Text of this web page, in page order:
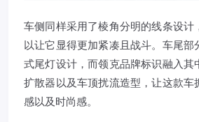
车侧同样采用了棱角分明的线条设计
以让它显得更加紧凑且战斗。车尾部
式尾灯设计，而领克品牌标识融入其
扩散器以及车顶扰流造型，让这款车
感以及时尚感。